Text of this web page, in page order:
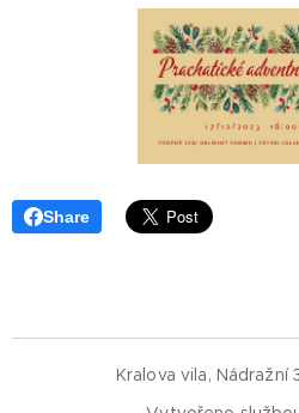
Share
Kralova vila, Nádražní